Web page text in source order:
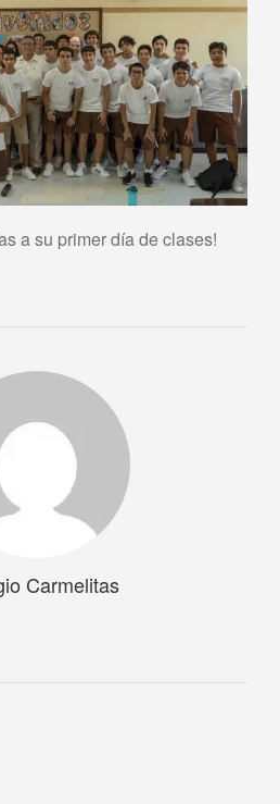
a su primer día de clases!
Carmelitas